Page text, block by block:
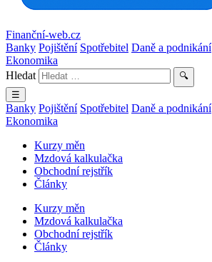
Finanční-web.cz
Banky Pojištění Spotřebitel Daně a podnikání
Ekonomika
Hledat
🔍
☰
Banky Pojištění Spotřebitel Daně a podnikání
Ekonomika
Kurzy měn
Mzdová kalkulačka
Obchodní rejstřík
Články
Kurzy měn
Mzdová kalkulačka
Obchodní rejstřík
Články